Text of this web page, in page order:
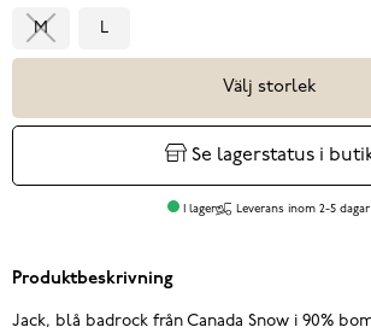
M L
Välj storlek
Se lagerstatus i
I lager Leverans inom 2-5 dagar
Produktbeskrivning
Jack, blå badrock från Canada Snow i 90%